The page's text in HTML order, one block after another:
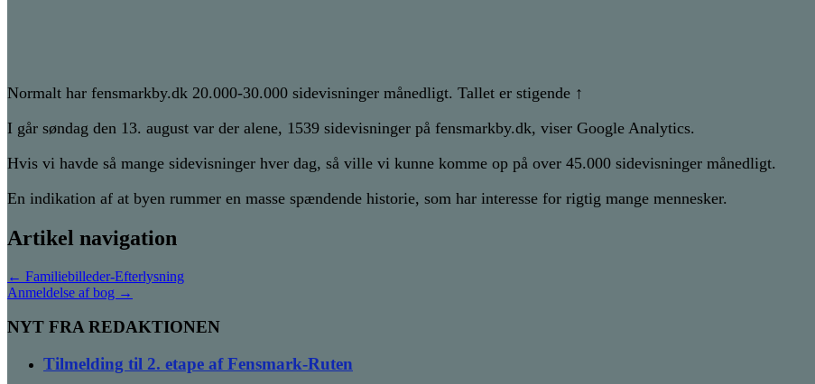
Normalt har fensmarkby.dk 20.000-30.000 sidevisninger månedligt. Tallet er stigende ↑
I går søndag den 13. august var der alene, 1539 sidevisninger på fensmarkby.dk, viser Google Analytics.
Hvis vi havde så mange sidevisninger hver dag, så ville vi kunne komme op på over 45.000 sidevisninger månedligt.
En indikation af at byen rummer en masse spændende historie, som har interesse for rigtig mange mennesker.
Artikel navigation
← Familiebilleder-Efterlysning
Anmeldelse af bog →
NYT FRA REDAKTIONEN
Tilmelding til 2. etape af Fensmark-Ruten